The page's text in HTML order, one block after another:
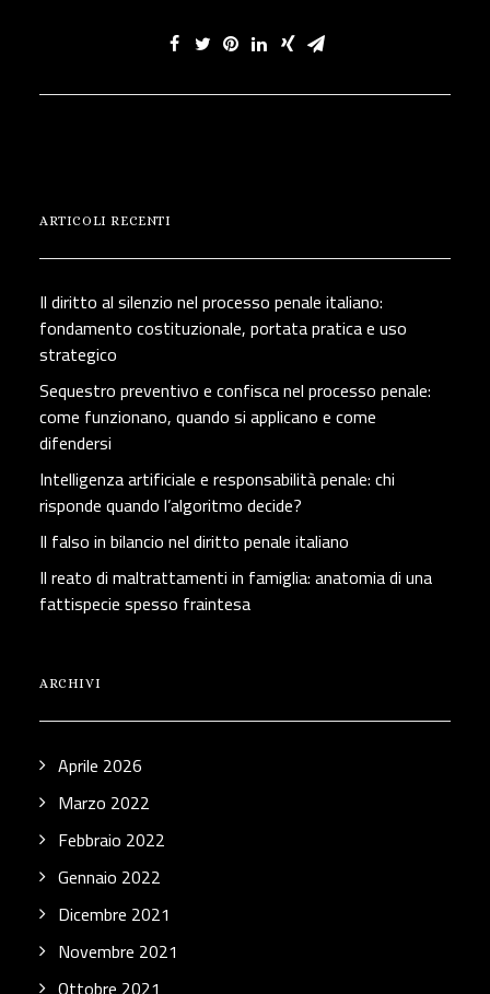
ARTICOLI RECENTI
Il diritto al silenzio nel processo penale italiano:
fondamento costituzionale, portata pratica e uso
strategico
Sequestro preventivo e confisca nel processo penale:
come funzionano, quando si applicano e come
difendersi
Intelligenza artificiale e responsabilità penale: chi
risponde quando l’algoritmo decide?
Il falso in bilancio nel diritto penale italiano
Il reato di maltrattamenti in famiglia: anatomia di una
fattispecie spesso fraintesa
ARCHIVI
Aprile 2026
Marzo 2022
Febbraio 2022
Gennaio 2022
Dicembre 2021
Novembre 2021